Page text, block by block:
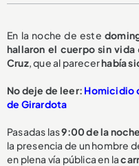
En la noche de este
hallaron el cuerpo sin vida
Cruz, que al parecerhabía
No deje de leer: Homicidio
de Girardota
Pasadas las9:00 de la
la presencia de un hombre
en plena vía pública en la